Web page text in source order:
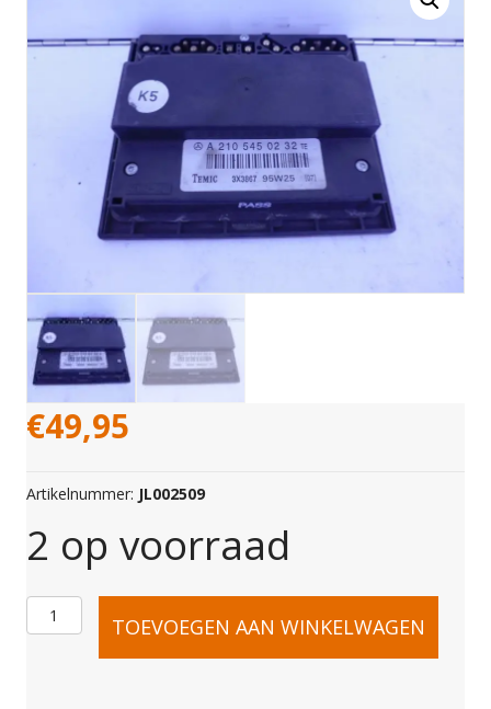
€49,95
Artikelnummer: JL002509
2 op voorraad
E-
TOEVOEGEN AAN WINKELWAGEN